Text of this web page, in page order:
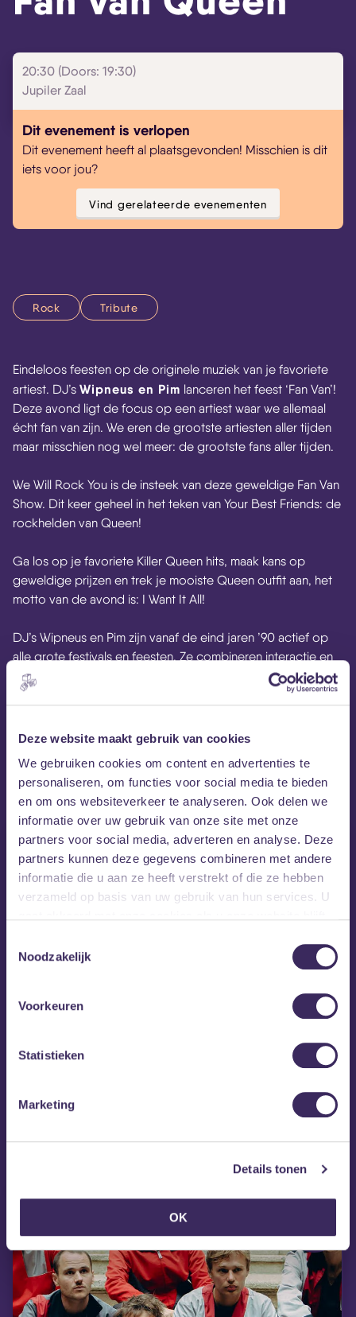
Deze website maakt gebruik van cookies
We gebruiken cookies om content en advertenties te
personaliseren, om functies voor social media te bieden
en om ons websiteverkeer te analyseren. Ook delen we
informatie over uw gebruik van onze site met onze
partners voor social media, adverteren en analyse. Deze
partners kunnen deze gegevens combineren met andere
informatie die u aan ze heeft verstrekt of die ze hebben
verzameld op basis van uw gebruik van hun services. U
Noodzakelijk
Voorkeuren
Statistieken
Marketing
Details tonen
OK
20:30 (Doors: 19:30)
Jupiler Zaal
Dit evenement is verlopen
Dit evenement heeft al plaatsgevonden! Misschien is dit
iets voor jou?
Vind gerelateerde evenementen
Rock Tribute
Eindeloos feesten op de originele muziek van je favoriete
artiest. DJ’s Wipneus en Pim lanceren het feest ‘Fan Van’!
Deze avond ligt de focus op een artiest waar we allemaal
écht fan van zijn. We eren de grootste artiesten aller tijden
maar misschien nog wel meer: de grootste fans aller tijden.
We Will Rock You is de insteek van deze geweldige Fan Van
Show. Dit keer geheel in het teken van Your Best Friends: de
rockhelden van Queen!
Ga los op je favoriete Killer Queen hits, maak kans op
geweldige prijzen en trek je mooiste Queen outfit aan, het
motto van de avond is: I Want It All!
DJ’s Wipneus en Pim zijn vanaf de eind jaren ’90 actief op
alle grote festivals en feesten. Ze combineren interactie en
entertainment met de allergrootste hits knalvol energie.
MEZZ tipt
Breda Barst